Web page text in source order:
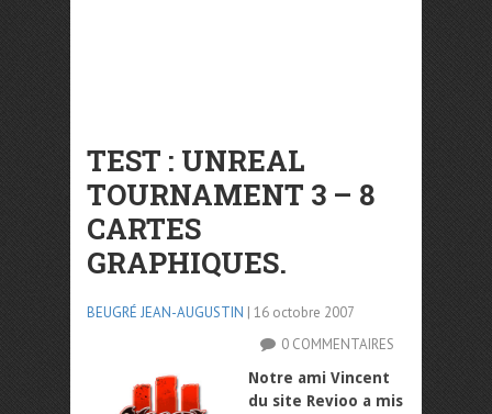
TEST : UNREAL
TOURNAMENT 3 – 8
CARTES
GRAPHIQUES.
BEUGRÉ JEAN-AUGUSTIN | 16 octobre 2007
0 COMMENTAIRES
Notre ami Vincent
du site Revioo a mis